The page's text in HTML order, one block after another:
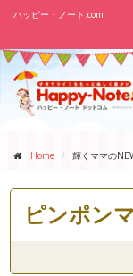
ハッピー・ノート.com
Home 輝くママの
ピンポン